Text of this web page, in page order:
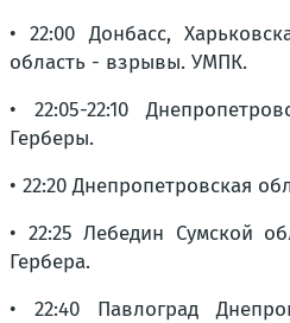
• 22:00 Донбасс,
область - взрывы. УМПК.
• 22:05-22:10
Герберы.
• 22:20 Днепропетровская
• 22:25 Лебедин Сумской
Гербера.
• 22:40 Павлоград